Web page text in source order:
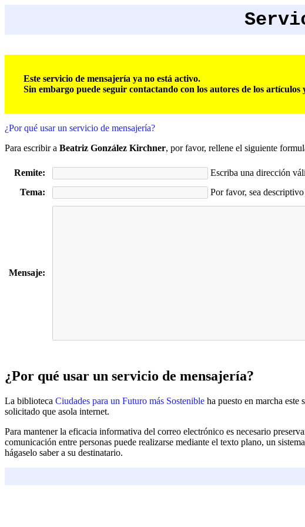
Este servicio de mensajería ya no está activo.
Sin embargo puede seguir contactando con los autores de los
¿Por qué usar un servicio de mensajería?
Para escribir a Beatriz González Kirchner, por favor, rellene el siguiente
Remite:
Escriba una dirección
Tema:
Por favor, sea
Mensaje:
¿Por qué usar un servicio de mensajería?
La biblioteca Ciudades para un Futuro más Sostenible ha puesto en marcha este
solicitado que asola internet.
Para mantener la eficacia informativa del correo electrónico es necesario
comunicación entre personas puede realizarse mediante el texto plano, un
hágaselo saber a su destinatario.